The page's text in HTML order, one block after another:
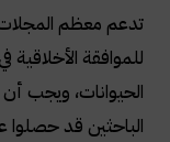
تدعم معظم المجلات
للموافقة
الحيوانات، ويجب
الباحثين قد